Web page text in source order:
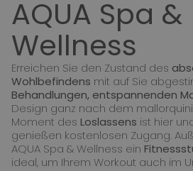
AQUA Spa &
Wellness
Erreichen Sie den Zustand des
Wohlbefindens mit auf Sie
Behandlungen, entspannenden
Design ganz nach dem
Moment desLoslassens ist hier
genießen kostenlosen Zugang.
AQUA Spa & Wellness ein
ideal, um Ihrem Workout auch im